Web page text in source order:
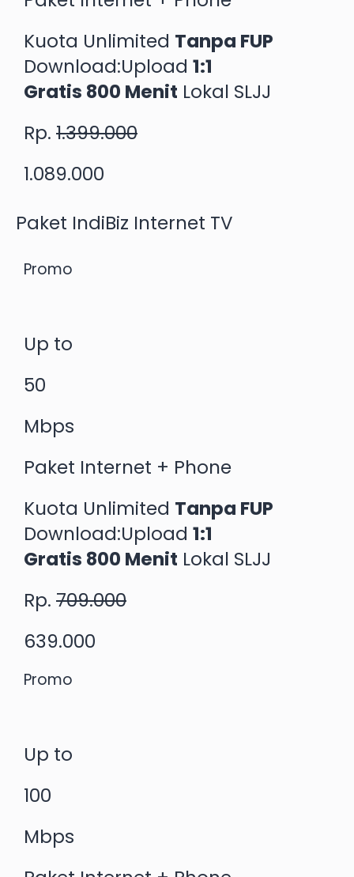
Kuota Unlimited Tanpa FUP
Download:Upload 1:1
Gratis 800 Menit Lokal SLJJ
Rp. 1.399.000
1.089.000
Paket IndiBiz Internet TV
Promo
Up to
50
Mbps
Paket Internet + Phone
Kuota Unlimited Tanpa FUP
Download:Upload 1:1
Gratis 800 Menit Lokal SLJJ
Rp. 709.000
639.000
Promo
Up to
100
Mbps